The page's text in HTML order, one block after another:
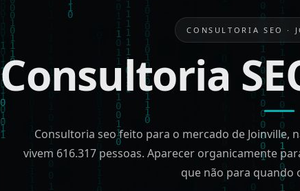
CONSULTORIA SEO ·
Consultoria
Consultoria seo feito para o mercado de Joinville,
vivem 616.317 pessoas. Aparecer organicamente
que não para quando